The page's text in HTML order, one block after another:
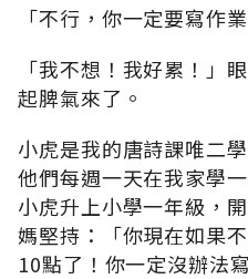
「不行，你一定要寫作業
「我不想！我好累！」
起脾氣來了。
小虎是我的唐詩課唯二
他們每週一天在我家學
小虎升上小學一年級，
媽堅持：「你現在如果
10點了！你一定沒辦法寫